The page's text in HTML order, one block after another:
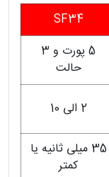
SF34
5 پورت و 3
حالت
2 الی 10
35 میلی ثانیه یا
کمتر